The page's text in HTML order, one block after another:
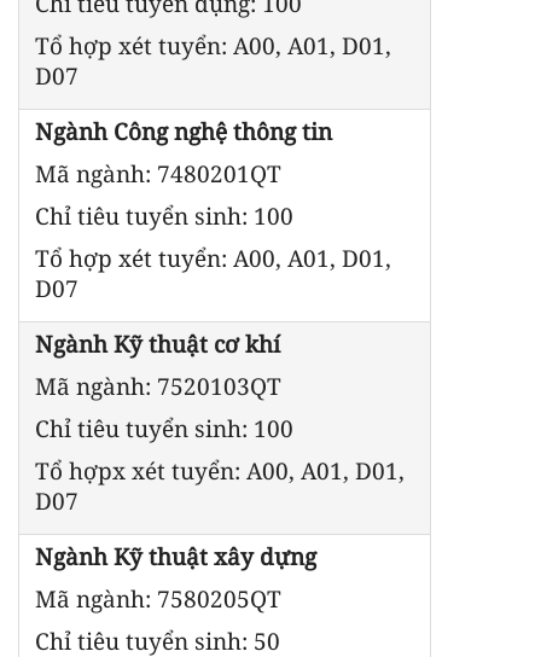
Tổ hợp xét tuyển: A00, A01, D01,
D07
Ngành Công nghệ thông tin
Mã ngành: 7480201QT
Chỉ tiêu tuyển sinh: 100
Tổ hợp xét tuyển: A00, A01, D01,
D07
Ngành Kỹ thuật cơ khí
Mã ngành: 7520103QT
Chỉ tiêu tuyển sinh: 100
Tổ hợpx xét tuyển: A00, A01, D01,
D07
Ngành Kỹ thuật xây dựng
Mã ngành: 7580205QT
Chỉ tiêu tuyển sinh: 50